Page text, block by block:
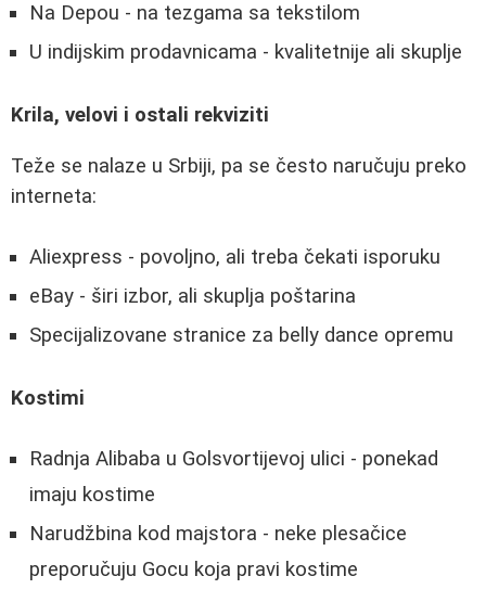
Na Depou - na tezgama sa tekstilom
U indijskim prodavnicama - kvalitetnije ali skuplje
Krila, velovi i ostali rekviziti
Teže se nalaze u Srbiji, pa se često naručuju preko
interneta:
Aliexpress - povoljno, ali treba čekati isporuku
eBay - širi izbor, ali skuplja poštarina
Specijalizovane stranice za belly dance opremu
Kostimi
Radnja Alibaba u Golsvortijevoj ulici - ponekad
imaju kostime
Narudžbina kod majstora - neke plesačice
preporučuju Gocu koja pravi kostime